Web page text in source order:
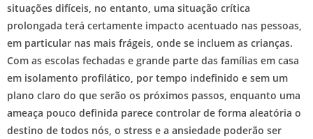
situações difíceis, no entanto, uma situação crítica
prolongada terá certamente impacto acentuado nas pessoas,
em particular nas mais frágeis, onde se incluem as crianças.
Com as escolas fechadas e grande parte das famílias em casa
em isolamento profilático, por tempo indefinido e sem um
plano claro do que serão os próximos passos, enquanto uma
ameaça pouco definida parece controlar de forma aleatória o
destino de todos nós, o stress e a ansiedade poderão ser